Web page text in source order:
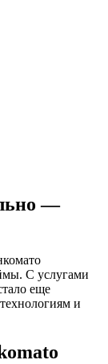
—
С услугами
еще
и